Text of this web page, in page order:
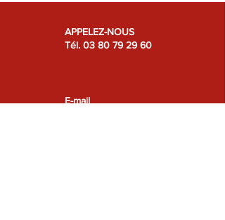
APPELEZ-NOUS
Tél. 03 80 79 29 60
E-mail